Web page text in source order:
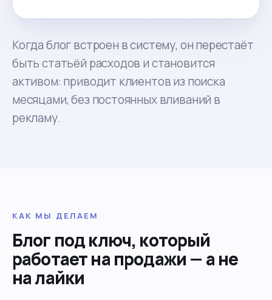
Когда блог встроен в систему, он перестаёт
быть статьёй расходов и становится
активом: приводит клиентов из поиска
месяцами, без постоянных вливаний в
рекламу.
КАК МЫ ДЕЛАЕМ
Блог под ключ, который
работает на продажи — а не
на лайки